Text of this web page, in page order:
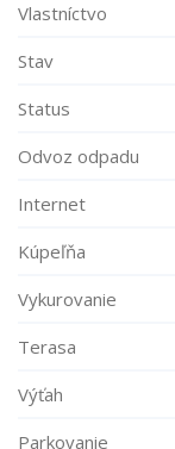
Vlastníctvo
Stav
Status
Odvoz odpadu
Internet
Kúpeľňa
Vykurovanie
Terasa
Výťah
Parkovanie